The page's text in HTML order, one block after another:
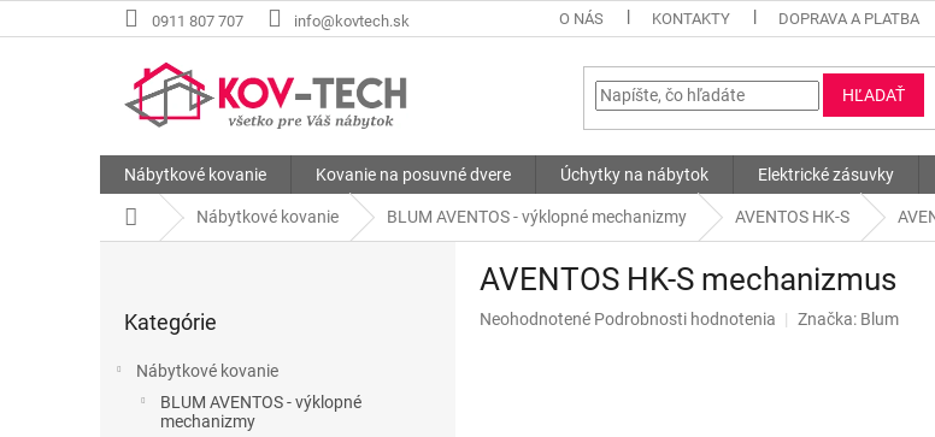
na
0911 807 707 info@kovtech.sk O NÁS KONTAKTY DOPRAVA A PLATBA
HĽADAŤ
Nábytkové kovanie Kovanie na posuvné dvere Úchytky na nábytok Elektrické zásuvky
DomovNábytkové kovanie BLUM AVENTOS - výklopné mechanizmy AVENTOS HK-S
kategórie
Kategórie
Nábytkové kovanie
BLUM AVENTOS - výklopné
mechanizmy
AVENTOS HK-S mechanizmus
Priemerné
Neohodnotené Podrobnosti hodnotenia Značka: Blum